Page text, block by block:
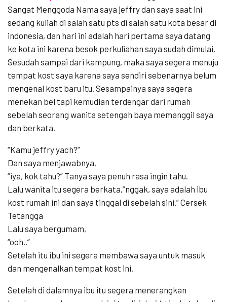
Sangat Menggoda Nama saya jeffry dan saya saat ini
sedang kuliah di salah satu pts di salah satu kota besar di
indonesia, dan hari ini adalah hari pertama saya datang
ke kota ini karena besok perkuliahan saya sudah dimulai.
Sesudah sampai dari kampung, maka saya segera menuju
tempat kost saya karena saya sendiri sebenarnya belum
mengenal kost baru itu. Sesampainya saya segera
menekan bel tapi kemudian terdengar dari rumah
sebelah seorang wanita setengah baya memanggil saya
dan berkata.
“Kamu jeffry yach?”
Dan saya menjawabnya,
“iya, kok tahu?” Tanya saya penuh rasa ingin tahu.
Lalu wanita itu segera berkata,”nggak, saya adalah ibu
kost rumah ini dan saya tinggal di sebelah sini.” Cersek
Tetangga
Lalu saya bergumam,
“ooh..”
Setelah itu ibu ini segera membawa saya untuk masuk
dan mengenalkan tempat kost ini.
Setelah di dalamnya ibu itu segera menerangkan